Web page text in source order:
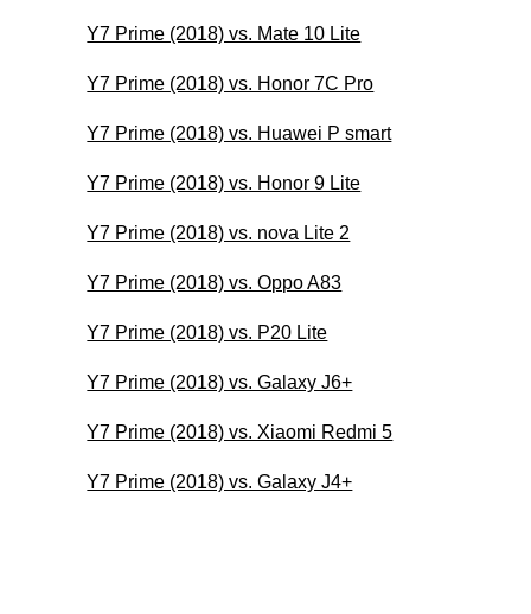
Y7 Prime (2018) vs. Mate 10 Lite
Y7 Prime (2018) vs. Honor 7C Pro
Y7 Prime (2018) vs. Huawei P smart
Y7 Prime (2018) vs. Honor 9 Lite
Y7 Prime (2018) vs. nova Lite 2
Y7 Prime (2018) vs. Oppo A83
Y7 Prime (2018) vs. P20 Lite
Y7 Prime (2018) vs. Galaxy J6+
Y7 Prime (2018) vs. Xiaomi Redmi 5
Y7 Prime (2018) vs. Galaxy J4+